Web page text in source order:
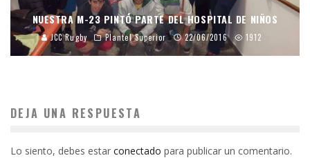
NUESTRA M-23 PINTÓ PARTE DEL HOSPITAL DE NIÑOS
JCC Rugby Plantel Superior 22/06/2016 1912
DEJA UNA RESPUESTA
Lo siento, debes estar conectado para publicar un comentario.